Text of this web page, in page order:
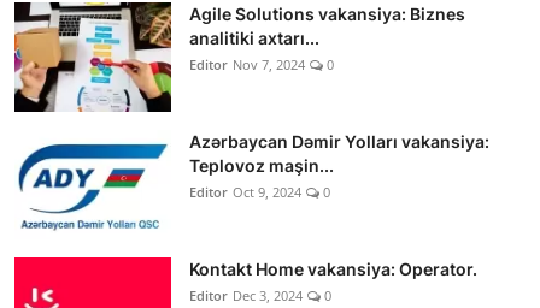
Agile Solutions vakansiya: Biznes
analitiki axtarı...
Editor Nov 7, 2024 0
Azərbaycan Dəmir Yolları vakansiya:
Teplovoz maşin...
Editor Oct 9, 2024 0
Kontakt Home vakansiya: Operator.
Editor Dec 3, 2024 0